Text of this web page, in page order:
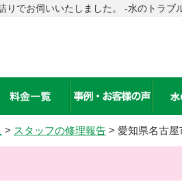
りでお伺いいたしました。 -水のトラブ
> スタッフの修理報告 > 愛知県名古